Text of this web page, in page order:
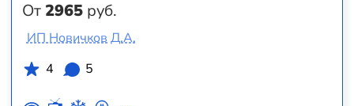
От2965 руб.
ИП Новичков Д.А.
4
5